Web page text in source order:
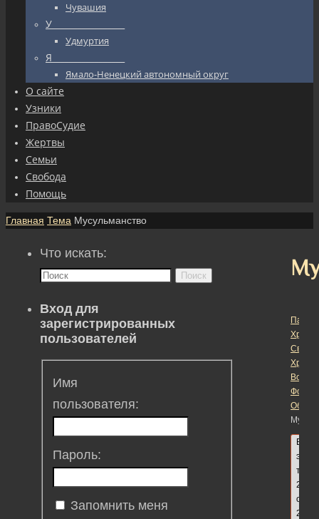
Чувашия
У_________________
Удмуртия
Я_________________
Ямало-Ненецкий автономный округ
О сайте
Узники
ПравоСудие
Жертвы
Семьи
Свобода
Помощь
Главная Тема Мусульманство
Пасха
Общий
В
этой
теме
2
2
Что искать:
Поиск
Вход для
зарегистрированных
пользователей
Имя
пользователя:
Пароль:
Запомнить меня